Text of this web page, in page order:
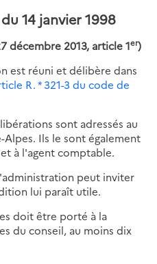
14 janvier 1998
décembre 2013, article 1er)
est réuni et délibère dans
R. * 321-3 du code de
sont adressés au
Ils le sont également
à l'agent comptable.
peut inviter
lui paraît utile.
doit être porté à la
du conseil, au moins dix